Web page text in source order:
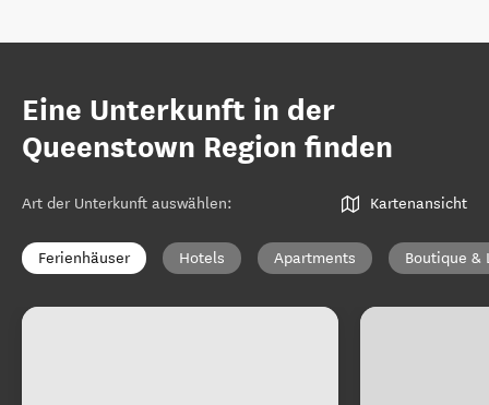
Eine Unterkunft in der
Queenstown Region finden
Art der Unterkunft auswählen: Kartenansicht
Ferienhäuser Hotels Apartments Boutique &